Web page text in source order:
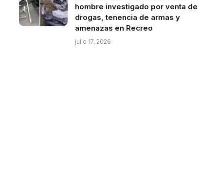
hombre investigado por venta de
drogas, tenencia de armas y
amenazas en Recreo
julio 17, 2026